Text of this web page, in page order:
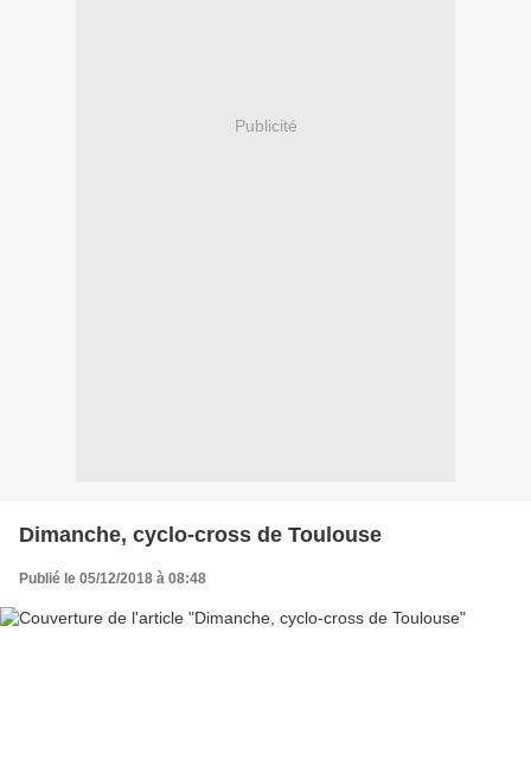
Publicité
Dimanche, cyclo-cross de Toulouse
Publié le 05/12/2018 à 08:48